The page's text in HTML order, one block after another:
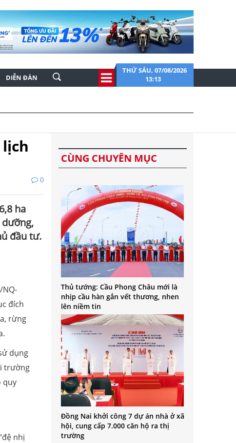
DIỄN ĐÀN
THỨ SÁU, 07/08/2026
13:13
0
ha
đầu tư.
đích
rừng
dụng
trường
quy
nhị
CÙNG CHUYÊN MỤC
Thủ tướng: Cầu Phong Châu mới là
nhịp cầu hàn gắn vết thương, nhen
lên niềm tin
Đồng Nai khởi công 7 dự án nhà ở xã
hội, cung cấp 7.000 căn hộ ra thị
trường